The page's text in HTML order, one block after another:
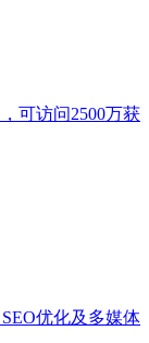
可访问2500万获
优化及多媒体